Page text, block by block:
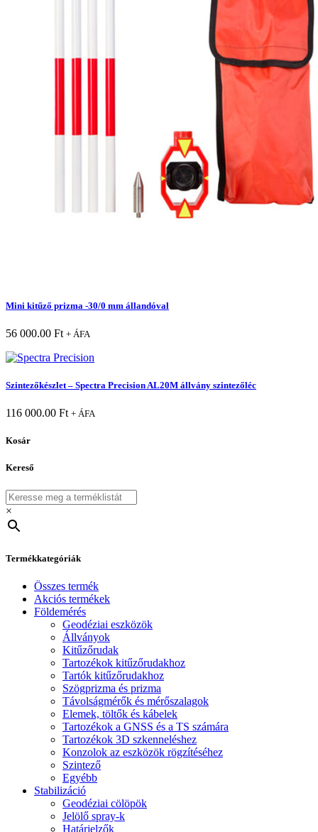
Mini kitűző prizma -30/0 mm állandóval
56 000.00 Ft + ÁFA
Szintezőkészlet – Spectra Precision AL20M állvány szintezőléc
116 000.00 Ft + ÁFA
Kosár
Kereső
×
Termékkategóriák
Összes termék
Akciós termékek
Földemérés
Geodéziai eszközök
Állványok
Kitűzőrudak
Tartozékok kitűzőrudakhoz
Tartók kitűzőrudakhoz
Szögprizma és prizma
Távolságmérők és mérőszalagok
Elemek, töltők és kábelek
Tartozékok a GNSS és a TS számára
Tartozékok 3D szkenneléshez
Konzolok az eszközök rögzítéséhez
Szintező
Egyébb
Stabilizáció
Geodéziai cölöpök
Jelölő spray-k
Határjelzők